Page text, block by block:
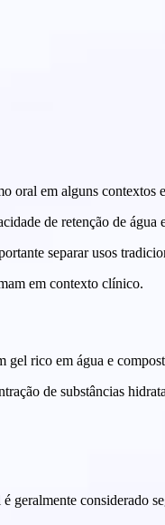
oral em alguns contextos
de retenção de água
separar usos
em contexto clínico.
gel rico em água e
de substâncias
geralmente considerado